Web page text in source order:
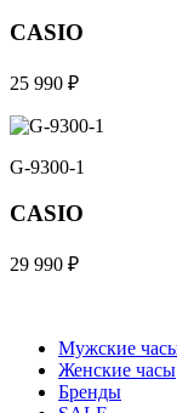
CASIO
25 990 ₽
G-9300-1
CASIO
29 990 ₽
Мужские
Женские часы
Бренды